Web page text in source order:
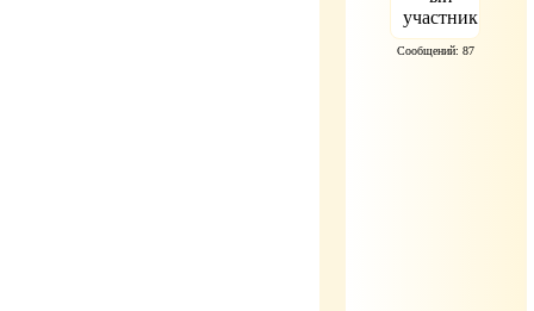
Сообщений: 87